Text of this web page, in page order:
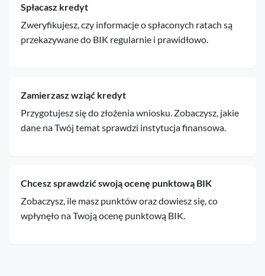
Spłacasz kredyt
Zweryfikujesz, czy informacje o spłaconych ratach są
przekazywane do BIK regularnie i prawidłowo.
Zamierzasz wziąć kredyt
Przygotujesz się do złożenia wniosku. Zobaczysz, jakie
dane na Twój temat sprawdzi instytucja finansowa.
Chcesz sprawdzić swoją ocenę punktową BIK
Zobaczysz, ile masz punktów oraz dowiesz się, co
wpłynęło na Twoją ocenę punktową BIK.